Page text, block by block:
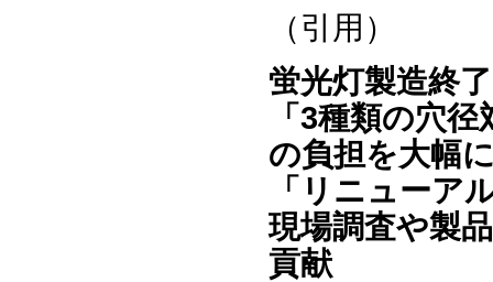
（引用）
蛍光灯製造終
「3種類の穴
の負担を大幅
「リニューア
現場調査や製
貢献